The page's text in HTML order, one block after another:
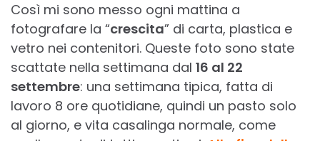
Così mi sono messo ogni mattina a
fotografare la “crescita” di carta, plastica e
vetro nei contenitori. Queste foto sono state
scattate nella settimana dal 16 al 22
settembre: una settimana tipica, fatta di
lavoro 8 ore quotidiane, quindi un pasto solo
al giorno, e vita casalinga normale, come